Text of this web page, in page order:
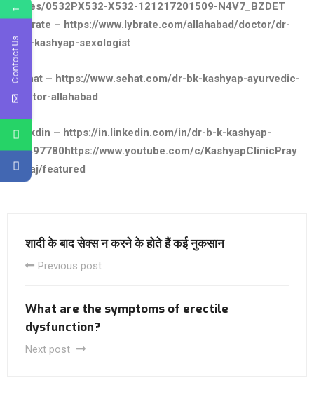
Lines/0532PX532-X532-121217201509-N4V7_BZDET
Lybrate – https://www.lybrate.com/allahabad/doctor/dr-
b-k-kashyap-sexologist
Sehat – https://www.sehat.com/dr-bk-kashyap-ayurvedic-
doctor-allahabad
Linkdin – https://in.linkedin.com/in/dr-b-k-kashyap-
24497780https://www.youtube.com/c/KashyapClinicPray
agraj/featured
शादी के बाद सेक्स न करने के होते हैं कई नुकसान
Previous post
What are the symptoms of erectile
dysfunction?
Next post
←
Contact Us